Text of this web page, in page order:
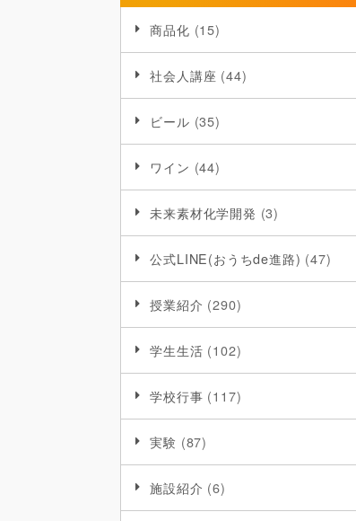
商品化 (15)
社会人講座 (44)
ビール (35)
ワイン (44)
未来素材化学開発 (3)
公式LINE(おうちde進路) (47)
授業紹介 (290)
学生生活 (102)
学校行事 (117)
実験 (87)
施設紹介 (6)